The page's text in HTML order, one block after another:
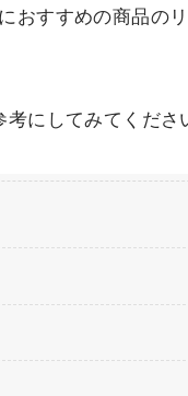
おすすめの商品の
考にしてみてくださ